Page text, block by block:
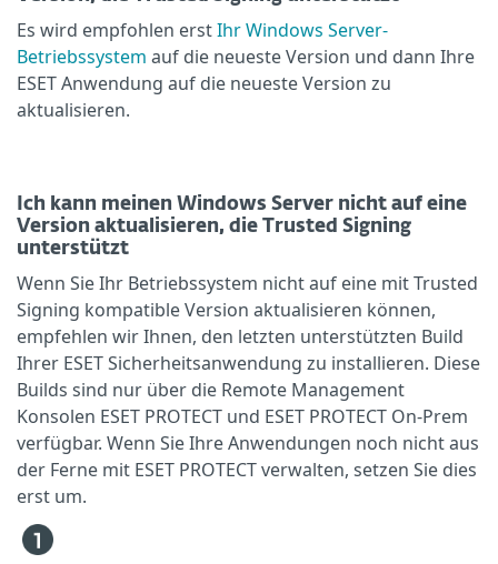
Es wird empfohlen erstIhr Windows Server-
Betriebssystem auf die neueste Version und dann Ihre
ESET Anwendung auf die neueste Version zu
aktualisieren.
Ich kann meinen Windows Server nicht auf eine
Version aktualisieren, die Trusted Signing
unterstützt
Wenn Sie Ihr Betriebssystem nicht auf eine mit Trusted
Signing kompatible Version aktualisieren können,
empfehlen wir Ihnen, den letzten unterstützten Build
Ihrer ESET Sicherheitsanwendung zu installieren. Diese
Builds sind nur über die Remote Management
Konsolen ESET PROTECT und ESET PROTECT On-Prem
verfügbar. Wenn Sie Ihre Anwendungen noch nicht aus
der Ferne mit ESET PROTECT verwalten, setzen Sie dies
erst um.